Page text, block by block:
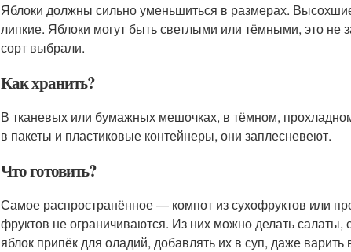
Яблоки должны сильно уменьшиться в размерах.
липкие. Яблоки могут быть светлыми или тёмными, это не
сорт выбрали.
Как хранить?
В тканевых или бумажных мешочках, в тёмном,
в пакеты и пластиковые контейнеры, они заплесневеют.
Что готовить?
Самое распространённое — компот из сухофруктов или
фруктов не ограничиваются. Из них можно делать
яблок припёк для оладий, добавлять их в суп, даже варить